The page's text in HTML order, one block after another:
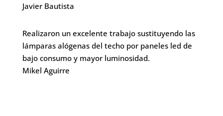
Javier Bautista
Realizaron un excelente trabajo sustituyendo las
lámparas alógenas del techo por paneles led de
bajo consumo y mayor luminosidad.
Mikel Aguirre